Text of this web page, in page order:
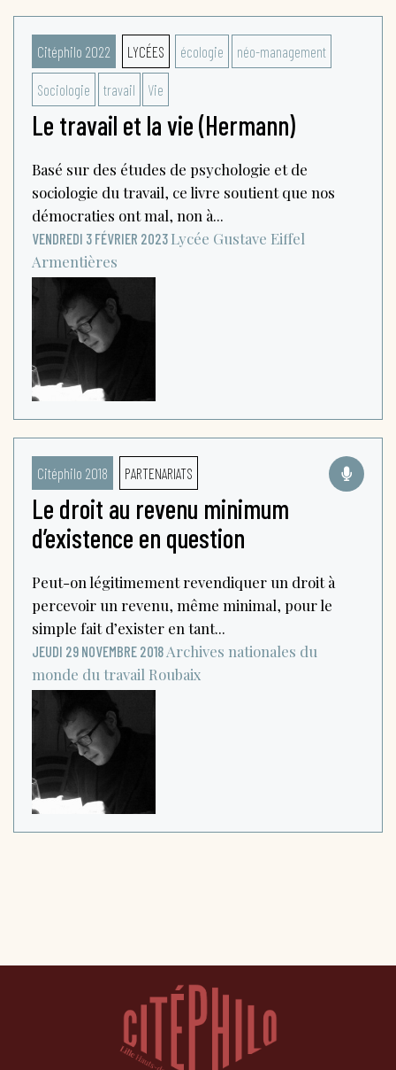
Citéphilo 2022 LYCÉES écologie néo-management
Sociologie travail Vie
Le travail et la vie (Hermann)
Basé sur des études de psychologie et de
sociologie du travail, ce livre soutient que nos
démocraties ont mal, non à...
VENDREDI 3 FÉVRIER 2023 Lycée Gustave Eiffel
Armentières
Citéphilo 2018 PARTENARIATS
Le droit au revenu minimum
d’existence en question
Peut-on légitimement revendiquer un droit à
percevoir un revenu, même minimal, pour le
simple fait d’exister en tant...
JEUDI 29 NOVEMBRE 2018 Archives nationales du
monde du travail Roubaix